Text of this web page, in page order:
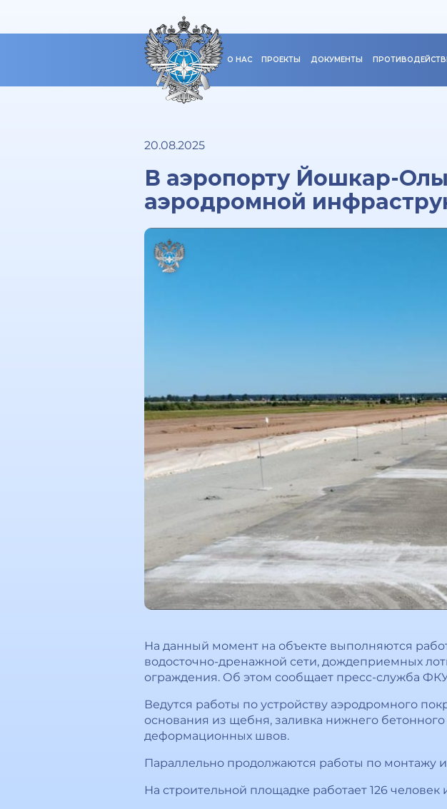
О НАС ПРОЕКТЫ ДОКУМЕНТЫ
20.08.2025
В аэропорту Йошкар-
аэродромной
На данный момент на объекте выполняются
водосточно-дренажной сети, дождеприемных
ограждения. Об этом сообщает пресс-служба
Ведутся работы по устройству аэродромного
основания из щебня, заливка нижнего
деформационных швов.
Параллельно продолжаются работы по монтажу
На строительной площадке работает 126